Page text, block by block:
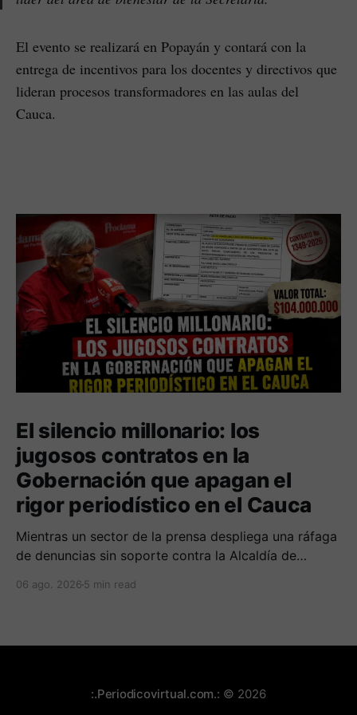
El evento se realizará en Popayán y contará con la
entrega de incentivos para los docentes y directivos que
lideran procesos transformadores en las aulas del
Cauca.
El silencio millonario: los
jugosos contratos en la
Gobernación que apagan el
rigor periodístico en el Cauca
Mientras un sector de la prensa despliega una ráfaga
de denuncias sin soporte contra la Alcaldía de
revelan acuerdos por 140 millones de pesos con el
06 ago. 2026 5 min read
:.Periodicovirtual.com.: © 2026